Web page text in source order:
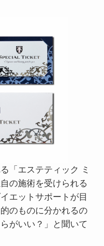
「エステティック ミ
の施術を受けられる
エットサポートが目
のものに分かれるの
がいい？」と聞いて